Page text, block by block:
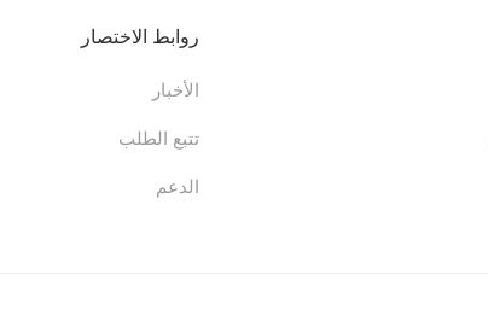
روابط الاختصار
الأخبار
تتبع الطلب
الدعم